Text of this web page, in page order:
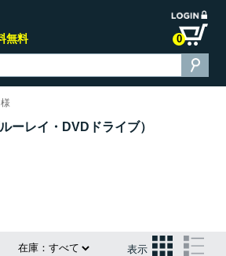
無料 0
様
ーレイ・DVDドライブ）
表示